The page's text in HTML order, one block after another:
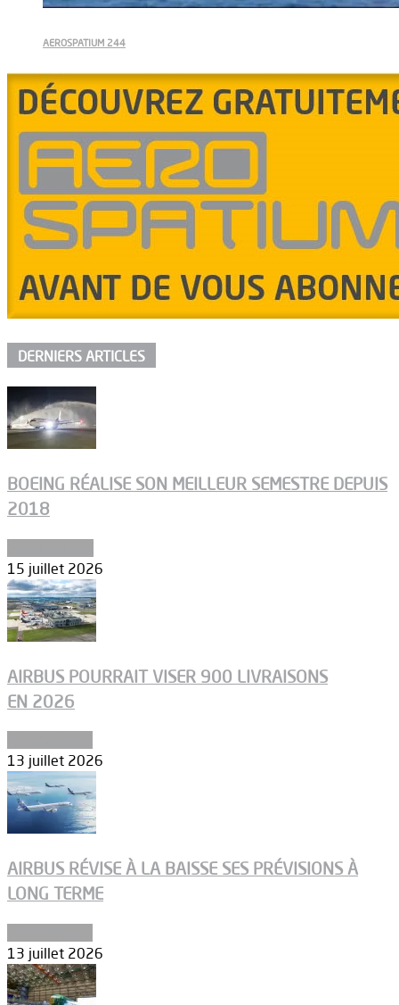
AEROSPATIUM 244
DERNIERS ARTICLES
BOEING RÉALISE SON MEILLEUR SEMESTRE DEPUIS
2018
15 juillet 2026
AIRBUS POURRAIT VISER 900 LIVRAISONS
EN 2026
13 juillet 2026
AIRBUS RÉVISE À LA BAISSE SES PRÉVISIONS À
LONG TERME
13 juillet 2026